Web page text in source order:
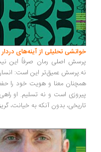
تحلیلی از آینه‌های دردار |
اصلی رمان صرفاً این نیست که
عمیق‌تر این است: انسان پس
معنا و هویت خود را حفظ
است و نه تسلیم. او راهی
بدون آنکه به خیانت، گریز از